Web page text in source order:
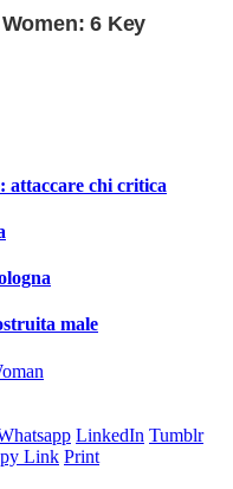
attaccare chi critica
male
LinkedIn Tumblr
Link Print